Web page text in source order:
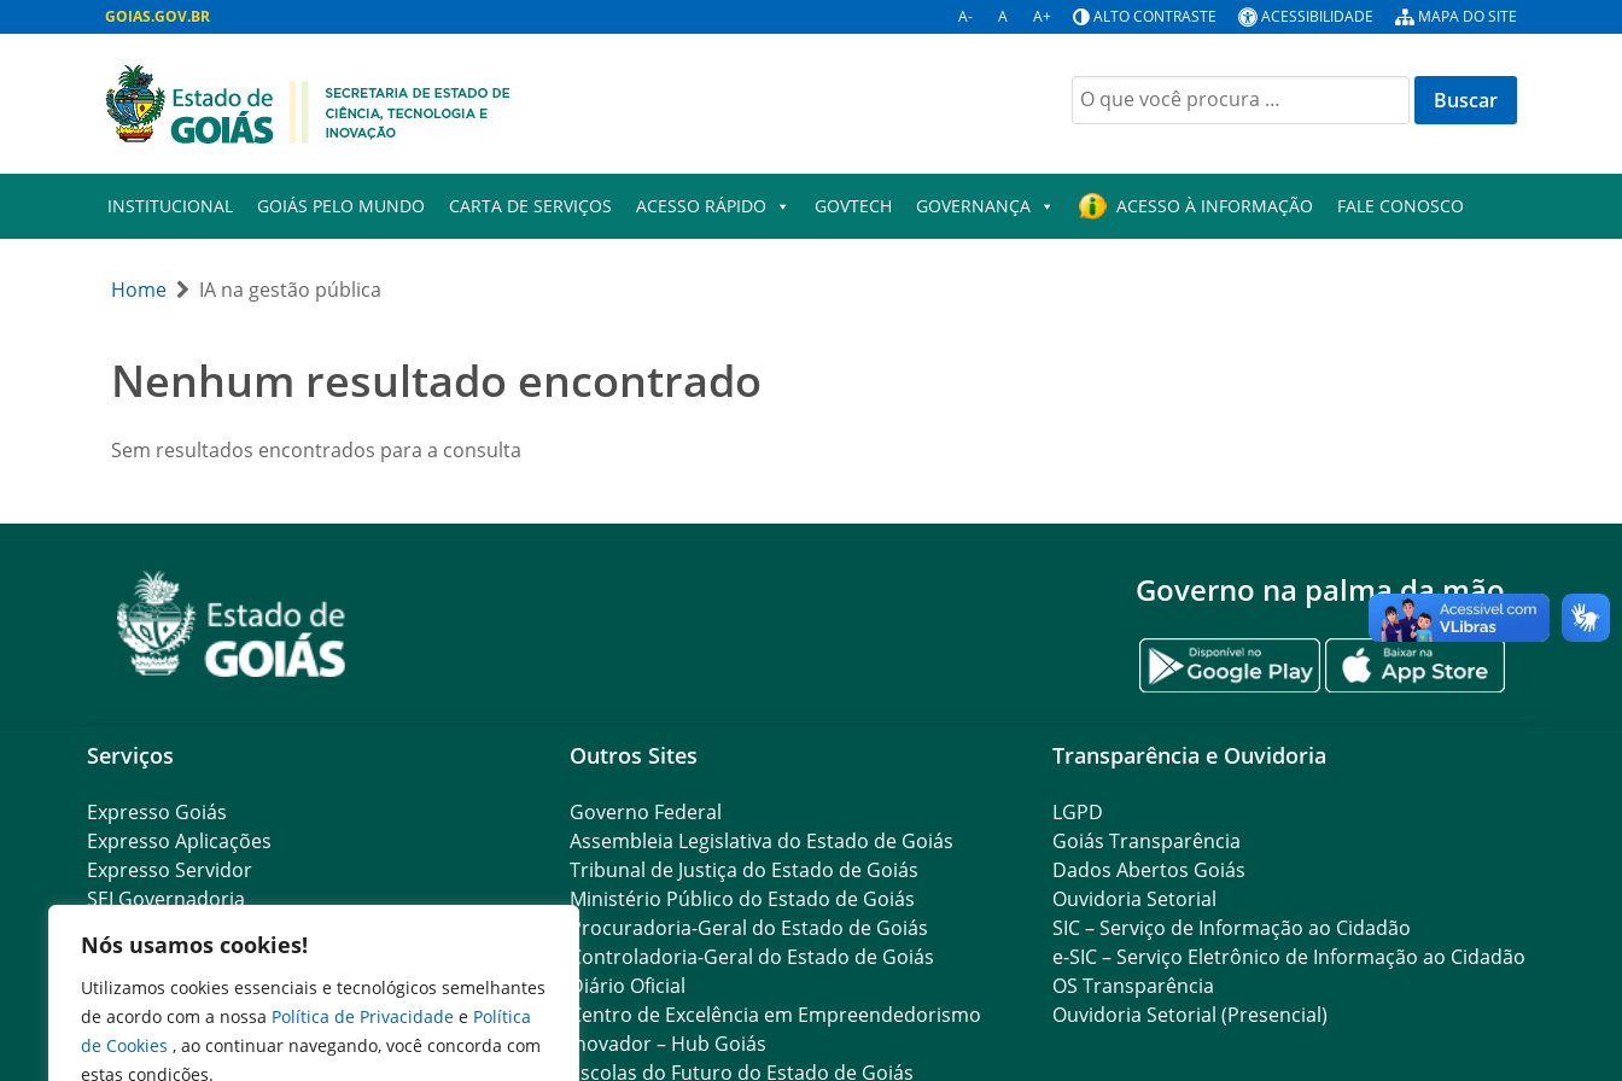
Nós usamos cookies!
Utilizamos cookies essenciais e tecnológicos semelhantes
de acordo com a nossa Política de Privacidade e Política
de Cookies , ao continuar navegando, você concorda com
estas condições.
GOIAS.GOV.BR A- A A+ ALTO CONTRASTE ACESSIBILIDADE MAPA DO SITE
Buscar
por:
INSTITUCIONAL GOIÁS PELO MUNDO CARTA DE SERVIÇOS ACESSO RÁPIDO GOVTECH GOVERNANÇA ACESSO À INFORMAÇÃO FALE CONOSCO
Home IA na gestão pública
Nenhum resultado encontrado
Sem resultados encontrados para a consulta
Governo na palma da mão
Serviços
Expresso Goiás
Expresso Aplicações
Expresso Servidor
SEI Governadoria
Escola de Governo
Agenda de Autoridades
Portal do Colaborador
Outros Sites
Governo Federal
Assembleia Legislativa do Estado de Goiás
Tribunal de Justiça do Estado de Goiás
Ministério Público do Estado de Goiás
Procuradoria-Geral do Estado de Goiás
Controladoria-Geral do Estado de Goiás
Diário Oficial
Centro de Excelência em Empreendedorismo
Inovador – Hub Goiás
Escolas do Futuro do Estado de Goiás
Transparência e Ouvidoria
LGPD
Goiás Transparência
Dados Abertos Goiás
Ouvidoria Setorial
SIC – Serviço de Informação ao Cidadão
e-SIC – Serviço Eletrônico de Informação ao Cidadão
OS Transparência
Ouvidoria Setorial (Presencial)